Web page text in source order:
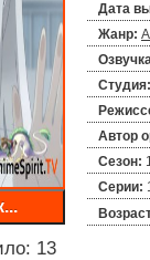
Дата
Жанр:
Студия:
Автор
Сезон:
Серии:
13